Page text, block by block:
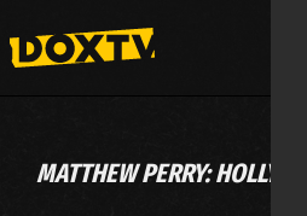
MATTHEW PERRY: